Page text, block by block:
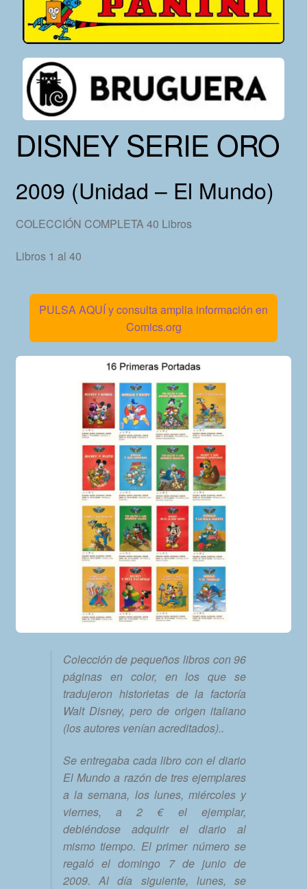
DISNEY SERIE ORO
2009 (Unidad – El Mundo)
COLECCIÓN COMPLETA 40 Libros
Libros 1 al 40
PULSA AQUÍ y consulta amplia información en
Comics.org
Colección de pequeños libros con 96
páginas en color, en los que se
tradujeron historietas de la factoría
Walt Disney, pero de origen italiano
(los autores venían acreditados)..
Se entregaba cada libro con el diario
El Mundo a razón de tres ejemplares
a la semana, los lunes, miércoles y
viernes, a 2 € el ejemplar,
debiéndose adquirir el diario al
mismo tiempo. El primer número se
regaló el domingo 7 de junio de
2009. Al día siguiente, lunes, se